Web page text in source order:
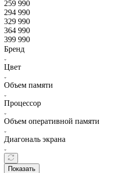
259 990
294 990
329 990
364 990
399 990
Бренд
Цвет
Объем памяти
Процессор
Объем оперативной памяти
Диагональ экрана
Показать